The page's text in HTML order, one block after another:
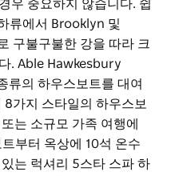
우 중요하지 않습니다. 쉽
류에서 Brooklyn 및
구불구불한 강을 따라 크
. Able Hawkesbury
류의 하우스보트를 대여
가지 스타일의 하우스보
는 소규모 가족 여행에
부터 옥상에 10석 온수
는 럭셔리 5스타 스파 하